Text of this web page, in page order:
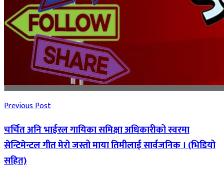
Previous Post
चर्चित अनि भाईरल गायिका समिक्षा अधिकारीको स्वरमा
सेन्टिमेन्टल गीत मेरो जस्तो माया तिमीलाई सार्वजनिक । (भिडियो
सहित)